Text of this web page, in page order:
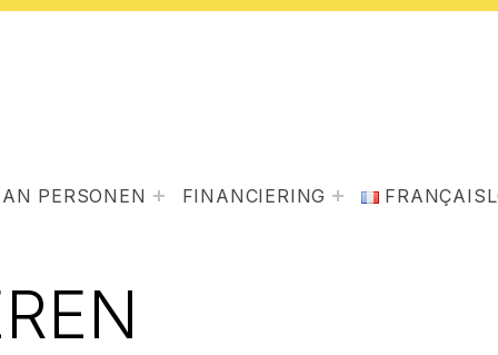
PERSONEN FINANCIERING FRANÇAIS